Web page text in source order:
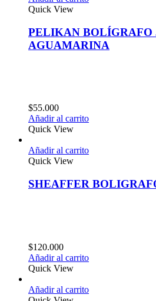
Quick View
PELIKAN BOLÍGRAFO
AGUAMARINA
$55.000
Añadir al carrito
Quick View
Añadir al carrito
Quick View
SHEAFFER
$120.000
Añadir al carrito
Quick View
Añadir al carrito